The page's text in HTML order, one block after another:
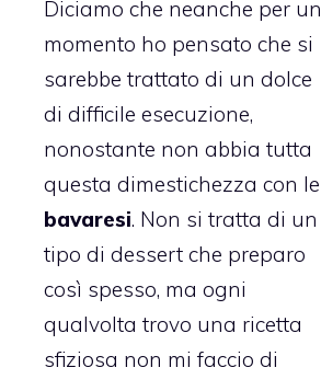
Diciamo che neanche per un
momento ho pensato che si
sarebbe trattato di un dolce
di difficile esecuzione,
nonostante non abbia tutta
questa dimestichezza con le
bavaresi. Non si tratta di un
tipo di dessert che preparo
così spesso, ma ogni
qualvolta trovo una ricetta
sfiziosa non mi faccio di